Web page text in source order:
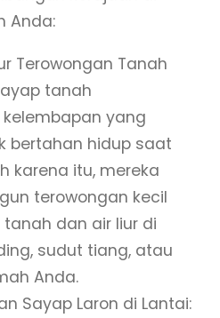
Anda:
Terowongan Tanah
tanah
yang
bertahan hidup saat
karena itu, mereka
terowongan kecil
dan air liur di
sudut tiang, atau
Anda.
Sayap Laron di Lantai: